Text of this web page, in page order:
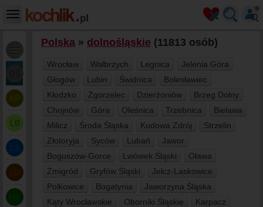
LB
Polska » dolnośląskie (11813 osób)
Wrocław Wałbrzych Legnica
Jelenia Góra
Głogów
Lubin Świdnica
Bolesławiec
Kłodzko
Zgorzelec Dzierżoniów
Brzeg Dolny
Chojnów
Góra Oleśnica Trzebnica
Bielawa
Milicz
Środa Śląska Kudowa Zdrój
Strzelin
Złotoryja
Syców Lubań
Jawor
Boguszów-Gorce
Lwówek Śląski
Oława
Żmigród
Gryfów Śląski
Jelcz-Laskowice
Polkowice
Bogatynia
Jaworzyna Śląska
Kąty Wrocławskie
Oborniki Śląskie
Karpacz